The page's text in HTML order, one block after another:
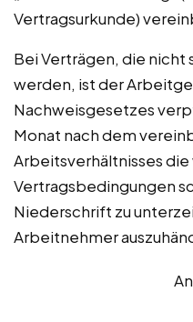
Vertragsurkunde)
Bei Verträgen, die
werden, ist der
Nachweisgesetzes
Monat nach dem
Arbeitsverhältnisses
Vertragsbedingungen
Niederschrift zu
Arbeitnehmer